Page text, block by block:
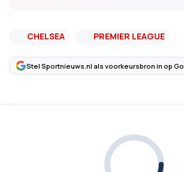
CHELSEA PREMIER LEAGUE
Stel Sportnieuws.nl als voorkeursbron in op